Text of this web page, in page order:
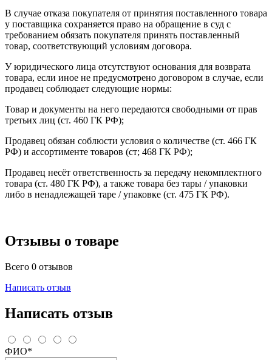
В случае отказа покупателя от принятия поставленного товара
у поставщика сохраняется право на обращение в суд с
требованием обязать покупателя принять поставленный
товар, соответствующий условиям договора.
У юридического лица отсутствуют основания для возврата
товара, если иное не предусмотрено договором в случае, если
продавец соблюдает следующие нормы:
Товар и документы на него передаются свободными от прав
третьих лиц (ст. 460 ГК РФ);
Продавец обязан соблюсти условия о количестве (ст. 466 ГК
РФ) и ассортименте товаров (ст; 468 ГК РФ);
Продавец несёт ответственность за передачу некомплектного
товара (ст. 480 ГК РФ), а также товара без тары / упаковки
либо в ненадлежащей таре / упаковке (ст. 475 ГК РФ).
Отзывы о товаре
Всего 0 отзывов
Написать отзыв
Написать отзыв
ФИО*